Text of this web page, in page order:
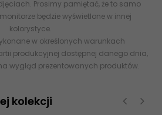
Prosimy pamiętać, że to samo
będzie wyświetlone w innej
kolorystyce.
w określonych warunkach
produkcyjnej dostępnej danego dnia,
wygląd prezentowanych produktów.
kolekcji